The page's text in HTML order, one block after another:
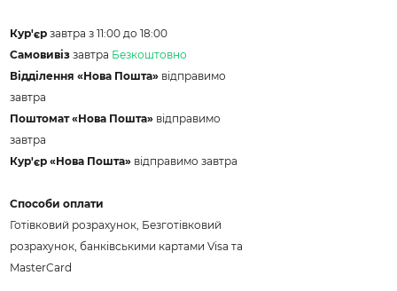
Кур'єр завтра з 11:00 до 18:00
Самовивіз завтра Безкоштовно
Відділення «Нова Пошта» відправимо
завтра
Поштомат «Нова Пошта» відправимо
завтра
Кур'єр «Нова Пошта» відправимо завтра
Способи оплати
Готівковий розрахунок, Безготівковий
розрахунок, банківськими картами Visa та
MasterCard